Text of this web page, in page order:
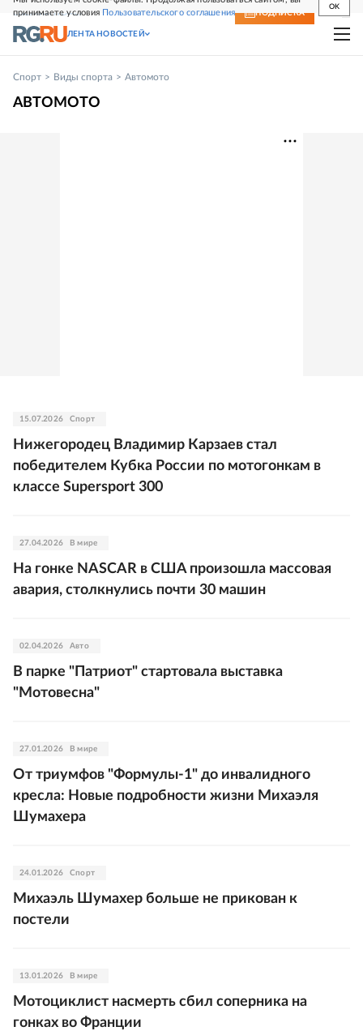
принимаете условия Пользовательского соглашения
OK
СВЕЖИЙ НОМЕР ПОДПИСКА
ЛЕНТА НОВОСТЕЙ
Спорт Виды спорта Автомото
АВТОМОТО
15.07.2026 Спорт
Нижегородец Владимир Карзаев стал
победителем Кубка России по мотогонкам в
классе Supersport 300
27.04.2026 В мире
На гонке NASCAR в США произошла массовая
авария, столкнулись почти 30 машин
02.04.2026 Авто
В парке "Патриот" стартовала выставка
"Мотовесна"
27.01.2026 В мире
От триумфов "Формулы-1" до инвалидного
кресла: Новые подробности жизни Михаэля
Шумахера
24.01.2026 Спорт
Михаэль Шумахер больше не прикован к
постели
13.01.2026 В мире
Мотоциклист насмерть сбил соперника на
гонках во Франции